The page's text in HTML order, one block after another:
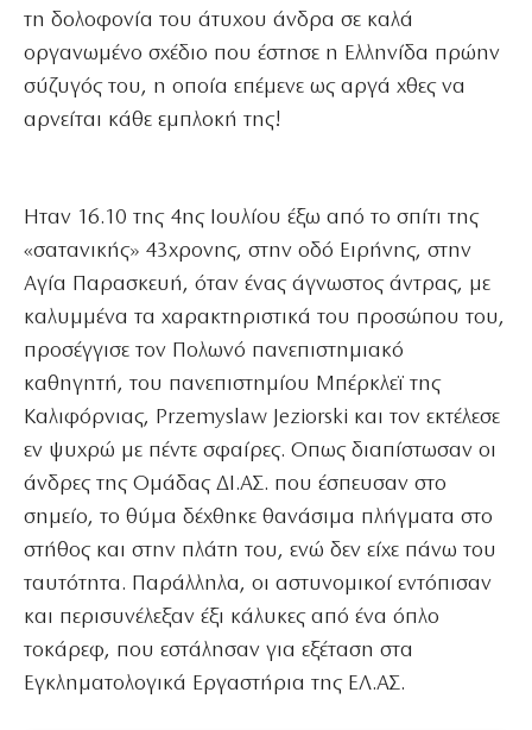
τη δολοφονία του άτυχου άνδρα σε καλά
οργανωμένο σχέδιο που έστησε η Ελληνίδα πρώην
σύζυγός του, η οποία επέμενε ως αργά χθες να
αρνείται κάθε εμπλοκή της!
Ηταν 16.10 της 4ης Ιουλίου έξω από το σπίτι της
«σατανικής» 43χρονης, στην οδό Ειρήνης, στην
Αγία Παρασκευή, όταν ένας άγνωστος άντρας, με
καλυμμένα τα χαρακτηριστικά του προσώπου του,
προσέγγισε τον Πολωνό πανεπιστημιακό
καθηγητή, του πανεπιστημίου Μπέρκλεϊ της
Καλιφόρνιας, Przemyslaw Jeziorski και τον εκτέλεσε
εν ψυχρώ με πέντε σφαίρες. Οπως διαπίστωσαν οι
άνδρες της Ομάδας ΔΙ.ΑΣ. που έσπευσαν στο
σημείο, το θύμα δέχθηκε θανάσιμα πλήγματα στο
στήθος και στην πλάτη του, ενώ δεν είχε πάνω του
ταυτότητα. Παράλληλα, οι αστυνομικοί εντόπισαν
και περισυνέλεξαν έξι κάλυκες από ένα όπλο
τοκάρεφ, που εστάλησαν για εξέταση στα
Εγκληματολογικά Εργαστήρια της ΕΛ.ΑΣ.